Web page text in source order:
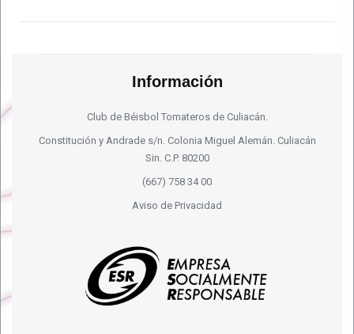
Información
Club de Béisbol Tomateros de Culiacán.
Constitución y Andrade s/n. Colonia Miguel Alemán. Culiacán
Sin. C.P. 80200
(667) 758 34 00
Aviso de Privacidad